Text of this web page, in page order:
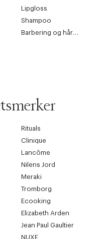
Lipgloss
Shampoo
Rituals
Clinique
Lancôme
Nilens Jord
Meraki
Tromborg
Ecooking
Elizabeth Arden
Jean Paul Gaultier
NUXE